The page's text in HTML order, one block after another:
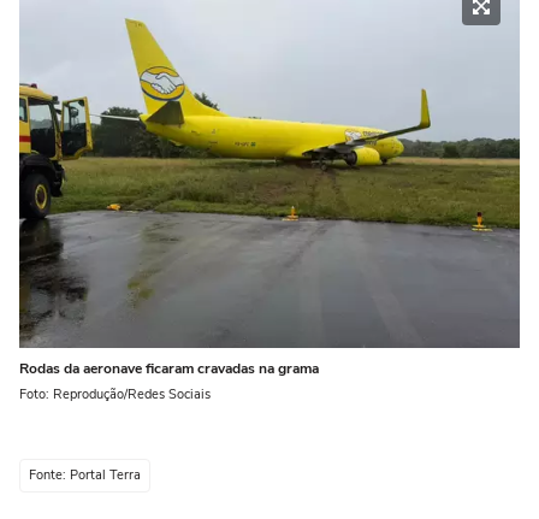
Rodas da aeronave ficaram cravadas na grama
Foto: Reprodução/Redes Sociais
Fonte: Portal Terra